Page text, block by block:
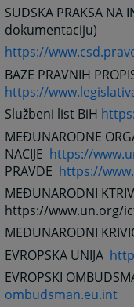
SUDSKA PRAKSA NA
dokumentaciju)
https://
BAZE PRAVNIH
https://
Službeni list BiH
MEĐUNARODNE
NACIJE https://
PRAVDE https://
MEĐUNARODNI
https://www.un.org/
MEĐUNARODNI
EVROPSKA UNIJA
EVROPSKI
ombudsman.eu.int